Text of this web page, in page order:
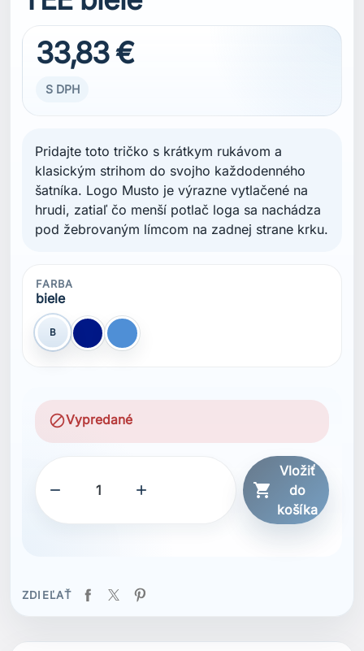
33,83 €
S DPH
Pridajte toto tričko s krátkym rukávom a
klasickým strihom do svojho každodenného
šatníka. Logo Musto je výrazne vytlačené na
hrudi, zatiaľ čo menší potlač loga sa nachádza
pod žebrovaným límcom na zadnej strane krku.
FARBA
biele
B
Modrá Navy
modrá
blockVypredané
  
Vložiť
do
košíka
ZDIEĽAŤ